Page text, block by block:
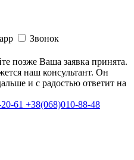
Звонок
позже Ваша заявка принята.
наш консультант. Он
и с радостью ответит на
61 +38(068)010-88-48